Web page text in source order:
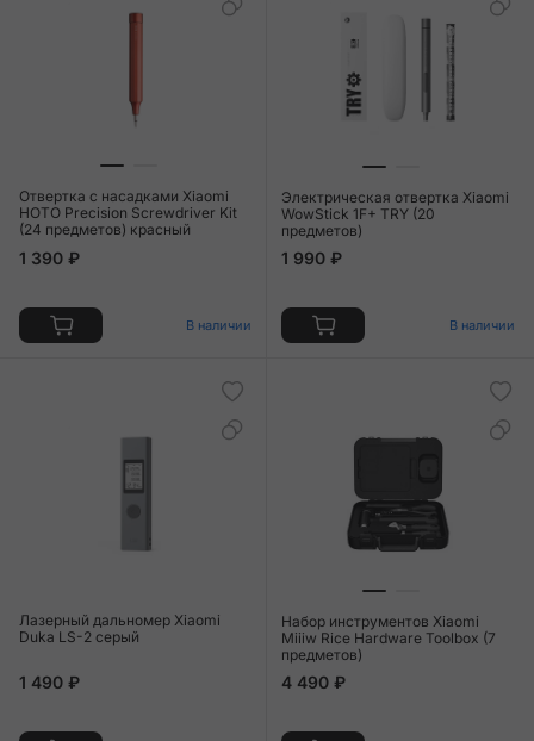
Отвертка с насадками Xiaomi
HOTO Precision Screwdriver Kit
(24 предметов) красный
1 390 ₽
В наличии
Электрическая отвертка Xiaomi
WowStick 1F+ TRY (20
предметов)
1 990 ₽
В наличии
Лазерный дальномер Xiaomi
Duka LS-2 серый
1 490 ₽
Набор инструментов Xiaomi
Miiiw Rice Hardware Toolbox (7
предметов)
4 490 ₽